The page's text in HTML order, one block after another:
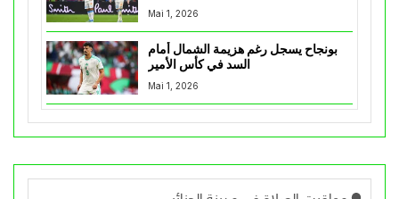
Mai 1, 2026
بونجاح يسجل رغم هزيمة الشمال أمام
السد في كأس الأمير
Mai 1, 2026